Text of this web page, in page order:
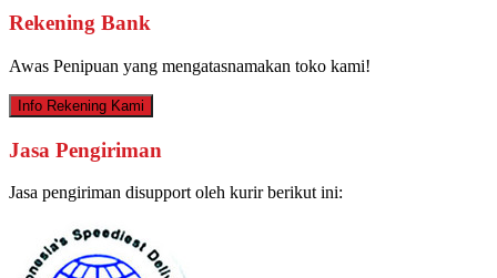
Rekening Bank
Awas Penipuan yang mengatasnamakan toko kami!
Info Rekening Kami
Jasa Pengiriman
Jasa pengiriman disupport oleh kurir berikut ini: